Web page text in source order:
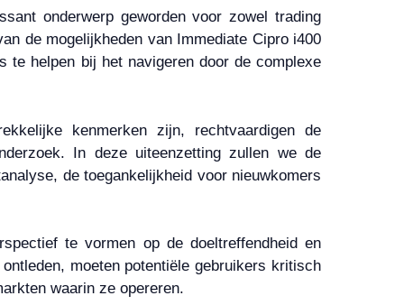
onderwerp geworden voor zowel trading
de mogelijkheden van Immediate Cipro i400
te helpen bij het navigeren door de complexe
kenmerken zijn, rechtvaardigen de
In deze uiteenzetting zullen we de
de toegankelijkheid voor nieuwkomers
te vormen op de doeltreffendheid en
moeten potentiële gebruikers kritisch
waarin ze opereren.